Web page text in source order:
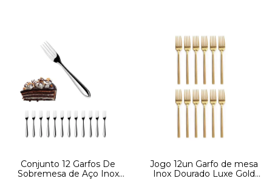
Conjunto 12 Garfos De
Sobremesa de Aço Inox
Jogo 12un Garfo de mesa
Inox Dourado Luxe Gold